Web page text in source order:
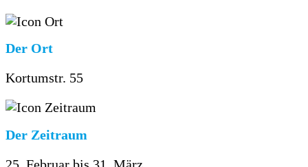
Der Ort
Kortumstr. 55
Der Zeitraum